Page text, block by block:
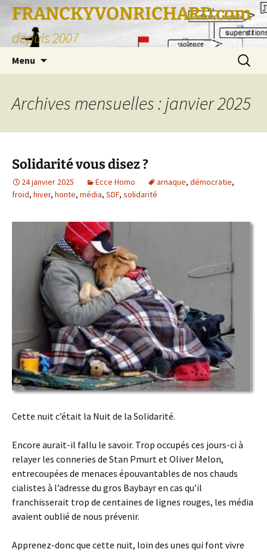
FRANCKYVONRICHARD.com
depuis 2007
Menu
Archives mensuelles : janvier 2025
Solidarité vous disez ?
24 janvier 2025 Ecce Homo arnaque, démocratie,
froid, hiver, honte, média, SDF, solidarité
Cette nuit c’était la Nuit de la Solidarité.
Encore aurait-il fallu le savoir. Trop occupés ces jours-ci à
relayer les conneries de Stan Pmurt et Oliver Melon,
entrecoupées de menaces épouvantables de nos chauds
cialistes à l’adresse du gros Baybayr en cas qu’il
franchisserait trop de centaines de lignes rouges, les média
avaient oublié de nous prévenir.
Apprenez-donc que cette nuit, loin des unes qui font vivre